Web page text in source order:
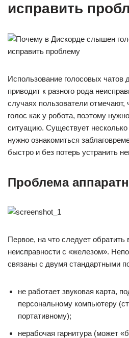
исправить
Использование голосовых чатов
приводит к разного рода
случаях пользователи отмечают,
голос как у робота, поэтому
ситуацию. Существует
нужно ознакомиться
быстро и без потерь устранить
Проблема
Первое, на что следует обратить
неисправности с «железом».
связаны с двумя стандартными
не работает звуковая карта,
персональному компьютеру
портативному);
нерабочая гарнитура (может